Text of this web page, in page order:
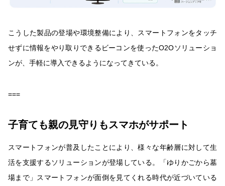
こうした製品の登場や環境整備により、スマートフォンをタッチ
せずに情報をやり取りできるビーコンを使ったO2Oソリューショ
ンが、手軽に導入できるようになってきている。
===
子育ても親の見守りもスマホがサポート
スマートフォンが普及したことにより、様々な年齢層に対して生
活を支援するソリューションが登場している。「ゆりかごから墓
場まで」スマートフォンが面倒を見てくれる時代が近づいている